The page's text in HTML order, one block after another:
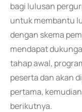
bagi lulusan
untuk membantu
dengan skema
mendapat
tahap awal,
peserta dan akan
pertama,
berikutnya.